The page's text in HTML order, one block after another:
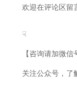
欢迎在评论区留
☟
【咨询请加微信
关注公众号，了